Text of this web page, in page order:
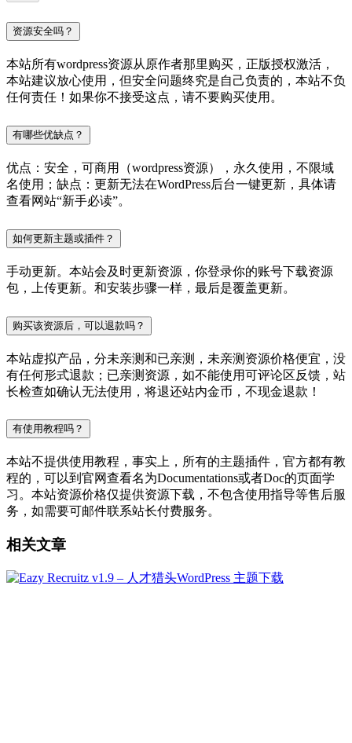
资源安全吗？
本站所有wordpress资源从原作者那里购买，正版授权激活，
本站建议放心使用，但安全问题终究是自己负责的，本站不负
任何责任！如果你不接受这点，请不要购买使用。
有哪些优缺点？
优点：安全，可商用（wordpress资源），永久使用，不限域
名使用；缺点：更新无法在WordPress后台一键更新，具体请
查看网站“新手必读”。
如何更新主题或插件？
手动更新。本站会及时更新资源，你登录你的账号下载资源
包，上传更新。和安装步骤一样，最后是覆盖更新。
购买该资源后，可以退款吗？
本站虚拟产品，分未亲测和已亲测，未亲测资源价格便宜，没
有任何形式退款；已亲测资源，如不能使用可评论区反馈，站
长检查如确认无法使用，将退还站内金币，不现金退款！
有使用教程吗？
本站不提供使用教程，事实上，所有的主题插件，官方都有教
程的，可以到官网查看名为Documentations或者Doc的页面学
习。本站资源价格仅提供资源下载，不包含使用指导等售后服
务，如需要可邮件联系站长付费服务。
相关文章